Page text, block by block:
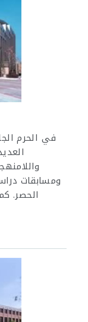
ومسابقات
الحصر.